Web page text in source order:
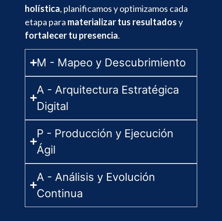
holística, planificamos y optimizamos cada
etapa para materializar tus resultadosy
fortalecer tu presencia.
M - Mapeo y Descubrimiento
A - Arquitectura Estratégica
Digital
P - Producción y Ejecución
Ágil
A - Análisis y Evolución
Continua